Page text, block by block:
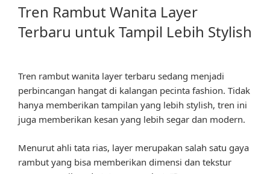
Tren Rambut Wanita Layer
Terbaru untuk Tampil Lebih Stylish
Tren rambut wanita layer terbaru sedang menjadi
perbincangan hangat di kalangan pecinta fashion. Tidak
hanya memberikan tampilan yang lebih stylish, tren ini
juga memberikan kesan yang lebih segar dan modern.
Menurut ahli tata rias, layer merupakan salah satu gaya
rambut yang bisa memberikan dimensi dan tekstur